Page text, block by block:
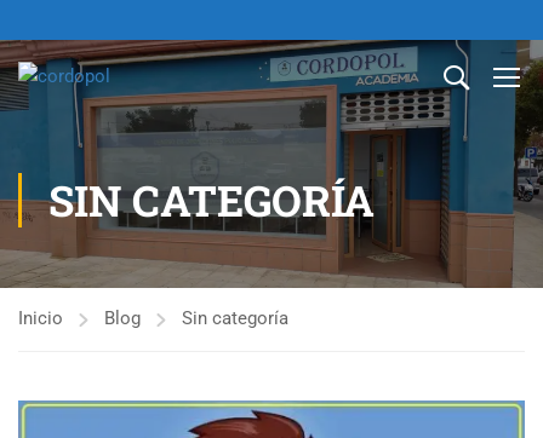
SIN CATEGORÍA
Inicio Blog Sin categoría